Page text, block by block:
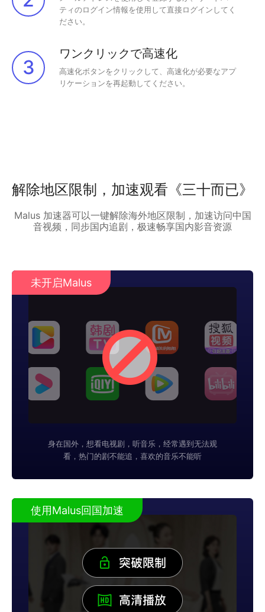
ティのログイン情報を使用して直接ログインしてく
ださい。
3
ワンクリックで高速化
高速化ボタンをクリックして、高速化が必要なアプ
リケーションを再起動してください。
解除地区限制，加速观看《三十而已》
Malus 加速器可以一键解除海外地区限制，加速访问中国
音视频，同步国内追剧，极速畅享国内影音资源
未开启Malus
身在国外，想看电视剧，听音乐，经常遇到无法观
看，热门的剧不能追，喜欢的音乐不能听
使用Malus回国加速